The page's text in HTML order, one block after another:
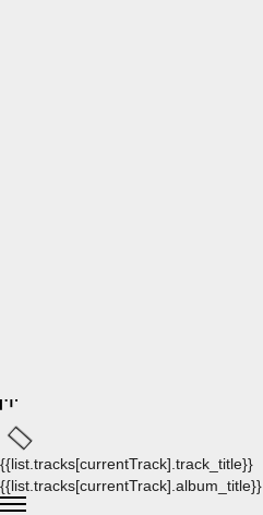
{{list.tracks[currentTrack].track_title}}
{{list.tracks[currentTrack].album_title}}